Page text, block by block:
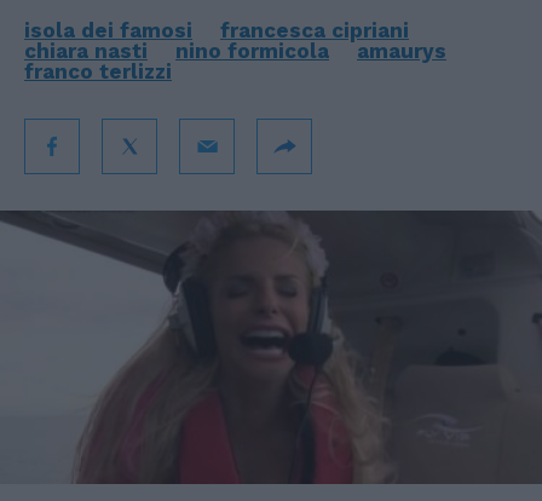
isola dei famosi
francesca cipriani
chiara nasti
nino formicola
amaurys
franco terlizzi